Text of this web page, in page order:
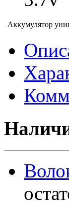
Аккумулятор